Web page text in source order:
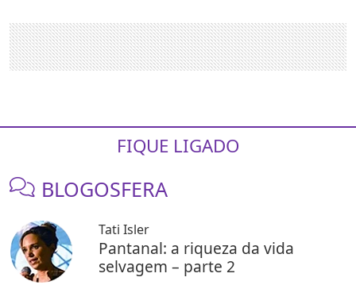
FIQUE LIGADO
BLOGOSFERA
Tati Isler
Pantanal: a riqueza da vida
selvagem – parte 2